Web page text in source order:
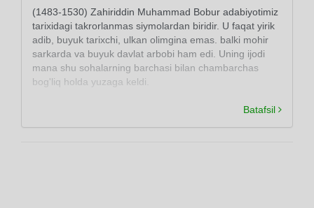
(1483-1530) Zahiriddin Muhammad Bobur adabiyotimiz
tarixidagi takrorlanmas siymolardan biridir. U faqat yirik
adib, buyuk tarixchi, ulkan olimgina emas. balki mohir
sarkarda va buyuk davlat arbobi ham edi. Uning ijodi
mana shu sohalarning barchasi bilan chambarchas
bog'liq holda yuzaga keldi.
Batafsil